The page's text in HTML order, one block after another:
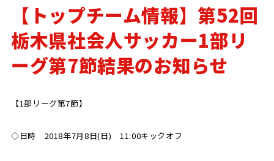
TOP TEAM
トップチーム
JUNIOR YOUTH
ジュニアユース
JUNIOR
ジュニア
スクール CPサッカー
【トップチーム情報】第52回
栃木県社会人サッカー1部リ
ーグ第7節結果のお知らせ
【1部リーグ第7節】
◇日時 2018年7月8日(日) 11:00キックオフ